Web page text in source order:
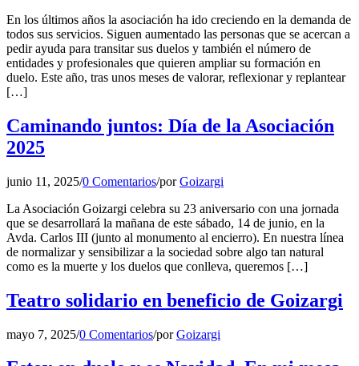
En los últimos años la asociación ha ido creciendo en la demanda de
todos sus servicios. Siguen aumentado las personas que se acercan a
pedir ayuda para transitar sus duelos y también el número de
entidades y profesionales que quieren ampliar su formación en
duelo. Este año, tras unos meses de valorar, reflexionar y replantear
[…]
Caminando juntos: Día de la Asociación
2025
junio 11, 2025/0 Comentarios/porGoizargi
La Asociación Goizargi celebra su 23 aniversario con una jornada
que se desarrollará la mañana de este sábado, 14 de junio, en la
Avda. Carlos III (junto al monumento al encierro). En nuestra línea
de normalizar y sensibilizar a la sociedad sobre algo tan natural
como es la muerte y los duelos que conlleva, queremos […]
Teatro solidario en beneficio de Goizargi
mayo 7, 2025/0 Comentarios/porGoizargi